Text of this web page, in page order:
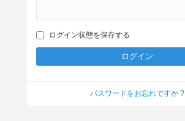
ログイン状態を保存する
パスワードをお忘れですか ?